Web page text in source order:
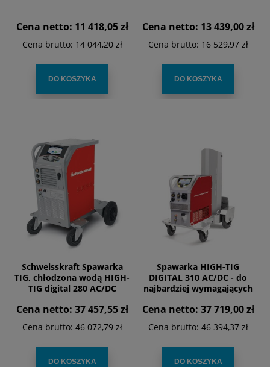
Cena netto: 11 418,05 zł
Cena brutto: 14 044,20 zł
DO KOSZYKA
Cena netto: 13 439,00 zł
Cena brutto: 16 529,97 zł
DO KOSZYKA
Schweisskraft Spawarka
TIG, chłodzona wodą HIGH-
TIG digital 280 AC/DC
Cena netto: 37 457,55 zł
Cena brutto: 46 072,79 zł
DO KOSZYKA
Spawarka HIGH-TIG
DIGITAL 310 AC/DC - do
najbardziej wymagających
technologia inwerterowa i
interfejs SIRIUS
Schweisskraft
Cena netto: 37 719,00 zł
Cena brutto: 46 394,37 zł
DO KOSZYKA